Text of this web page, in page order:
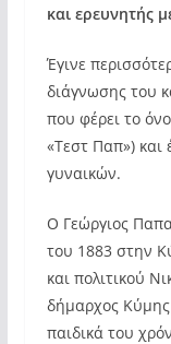
και ερευνητής
Έγινε
διάγνωσης του
που φέρει το
«Τεστ Παπ») και
γυναικών.
Ο Γεώργιος
του 1883 στην
και πολιτικού
δήμαρχος
παιδικά του